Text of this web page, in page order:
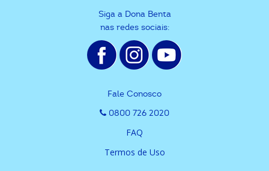
Siga a Dona Benta
nas redes sociais:
Fale Conosco
0800 726 2020
FAQ
Termos de Uso